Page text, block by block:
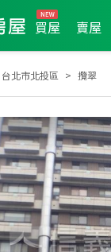
買屋 賣屋
台北市北投區 攬翠